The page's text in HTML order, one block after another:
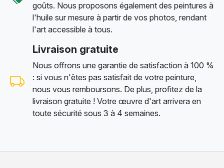
goûts. Nous proposons également des peintures à
l'huile sur mesure à partir de vos photos, rendant
l'art accessible à tous.
Livraison gratuite
Nous offrons une garantie de satisfaction à 100 %
: si vous n'êtes pas satisfait de votre peinture,
nous vous remboursons. De plus, profitez de la
livraison gratuite ! Votre œuvre d'art arrivera en
toute sécurité sous 3 à 4 semaines.